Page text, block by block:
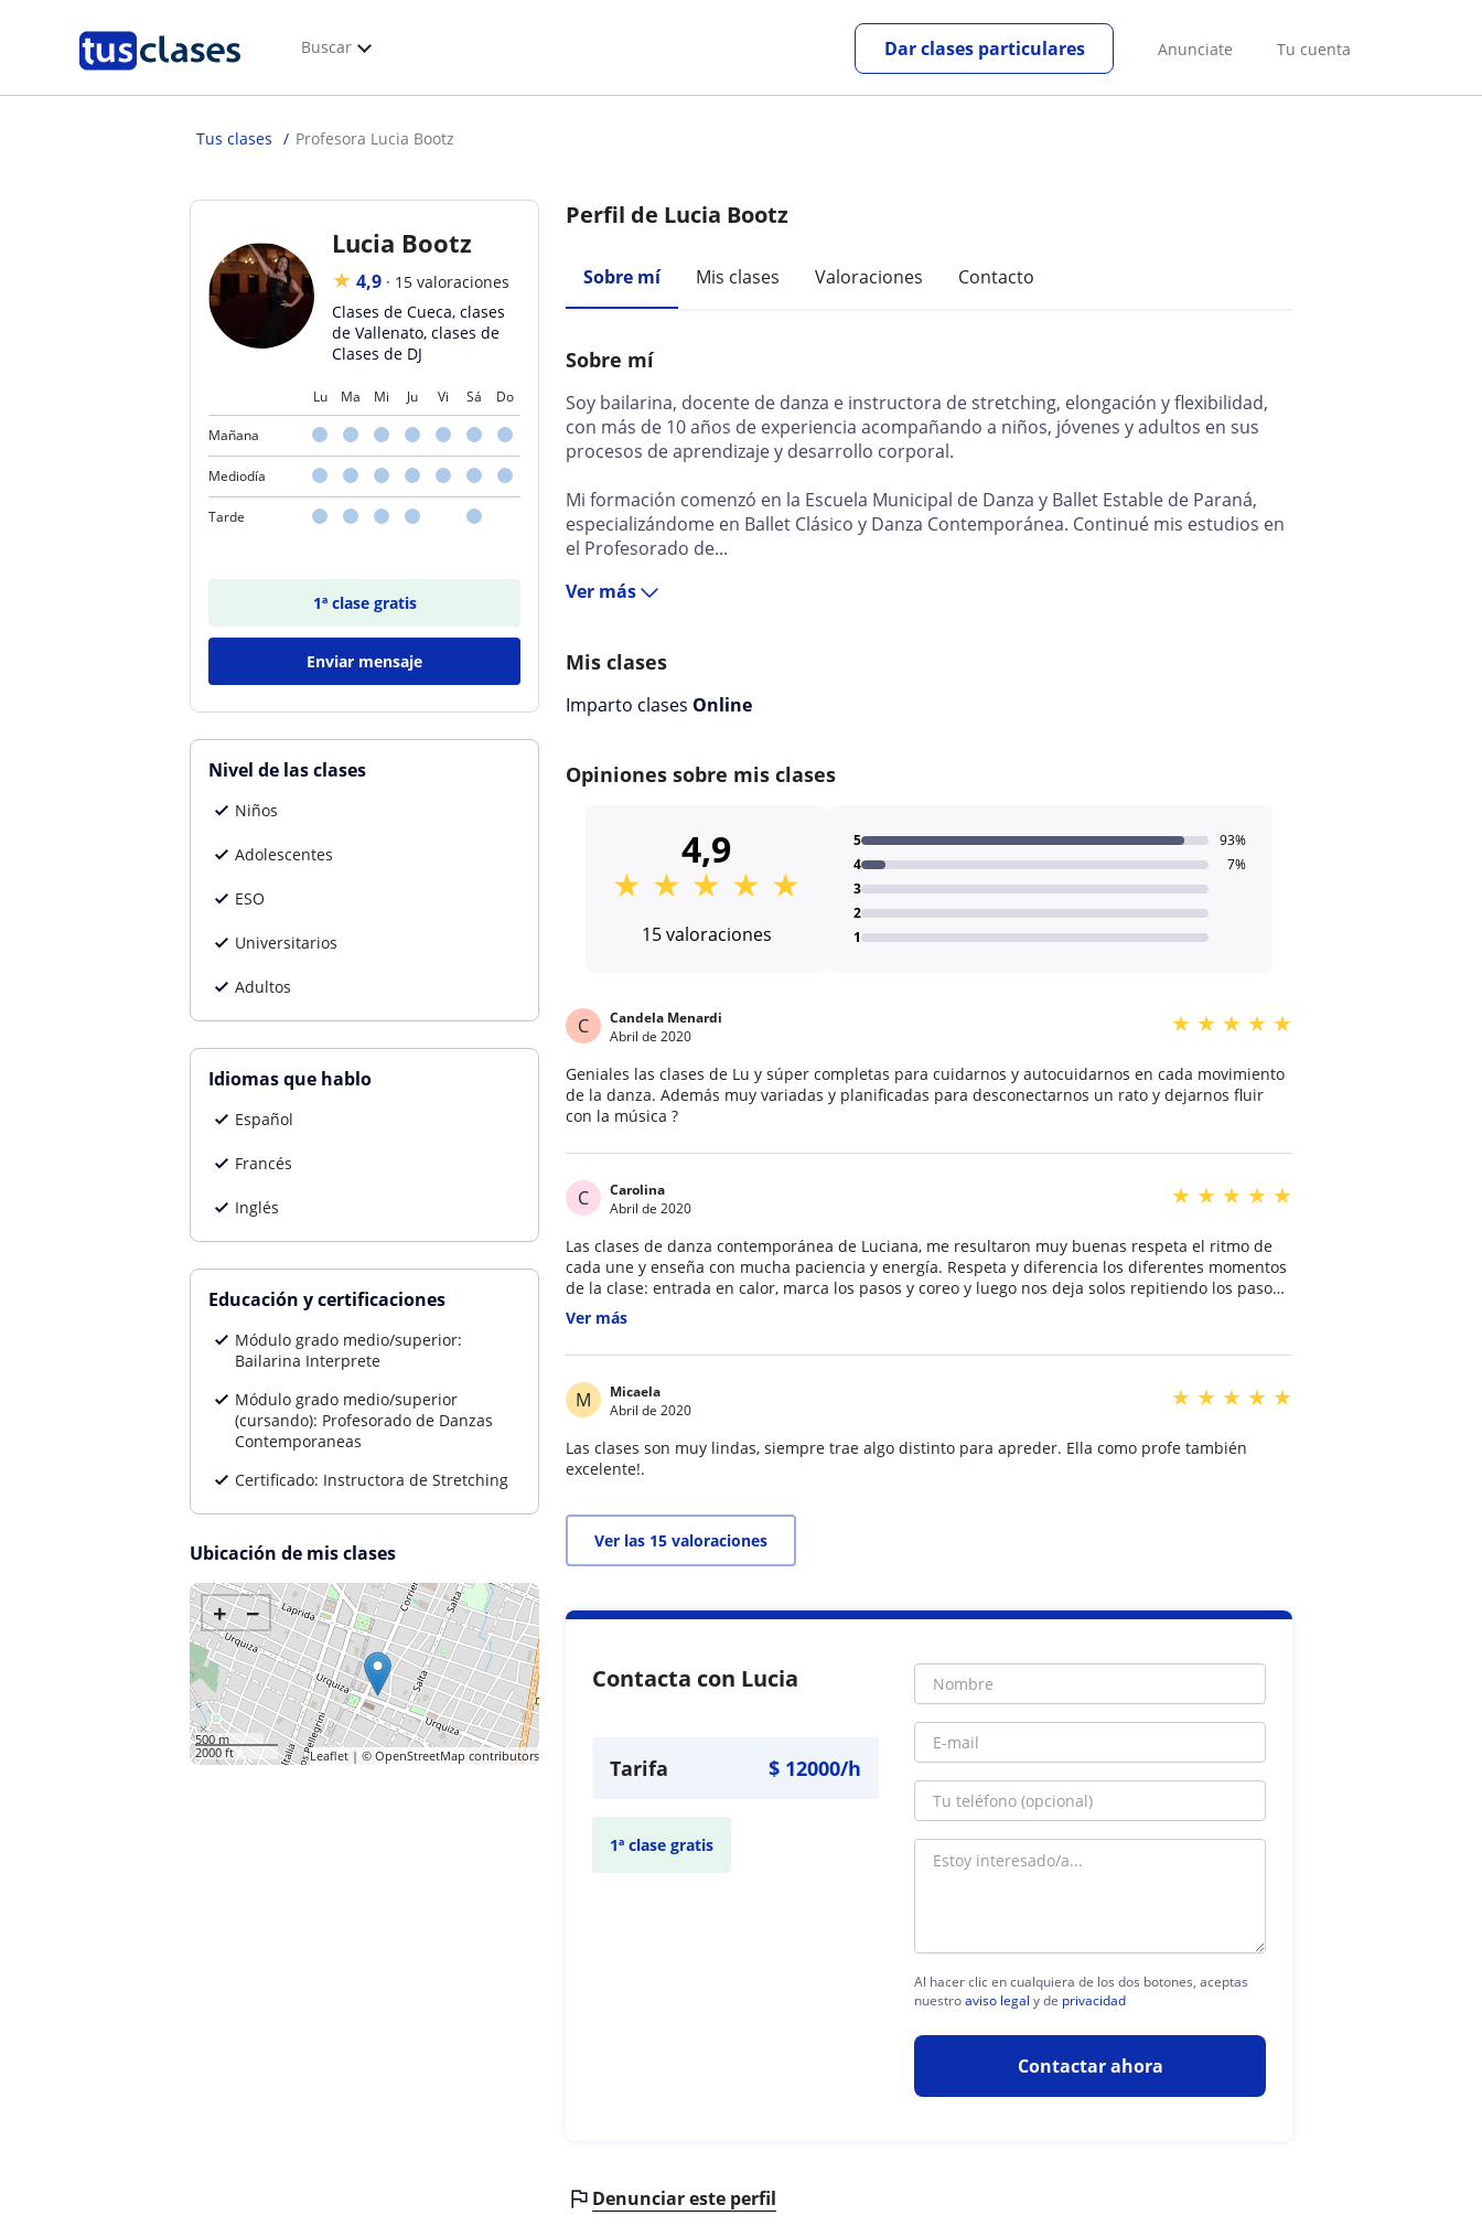
Buscar Anunciate Tu cuenta
Dar clases particulares
Tus clases Profesora Lucia Bootz
Lucia Bootz
★ 4,9 · 15 valoraciones
Clases de Cueca, clases
de Vallenato, clases de
Clases de DJ
Lu Ma Mi Ju Vi Sá Do
Mañana
Mediodía
Tarde
1ª clase gratis
Enviar mensaje
Nivel de las clases
Niños
Adolescentes
ESO
Universitarios
Adultos
Idiomas que hablo
Español
Francés
Inglés
Educación y certificaciones
Módulo grado medio/superior:
Bailarina Interprete
Módulo grado medio/superior
(cursando): Profesorado de Danzas
Contemporaneas
Certificado: Instructora de Stretching
Ubicación de mis clases
+ −
500 m
2000 ft
Leaflet | ©OpenStreetMap contributors
Perfil de Lucia Bootz
Sobre mí Mis clases Valoraciones Contacto
Sobre mí
Soy bailarina, docente de danza e instructora de stretching, elongación y flexibilidad,
con más de 10 años de experiencia acompañando a niños, jóvenes y adultos en sus
procesos de aprendizaje y desarrollo corporal.
Mi formación comenzó en la Escuela Municipal de Danza y Ballet Estable de Paraná,
especializándome en Ballet Clásico y Danza Contemporánea. Continué mis estudios en
el Profesorado de...
Ver más
Mis clases
Imparto clases Online
Opiniones sobre mis clases
4,9
★ ★ ★ ★ ★
15 valoraciones 1
2
3
4 7%
5 93%
C
Candela Menardi
Abril de 2020
★ ★ ★ ★ ★
Geniales las clases de Lu y súper completas para cuidarnos y autocuidarnos en cada movimiento
de la danza. Además muy variadas y planificadas para desconectarnos un rato y dejarnos fluir
con la música ?
C
Carolina
Abril de 2020
★ ★ ★ ★ ★
Las clases de danza contemporánea de Luciana, me resultaron muy buenas respeta el ritmo de
cada une y enseña con mucha paciencia y energía. Respeta y diferencia los diferentes momentos
de la clase: entrada en calor, marca los pasos y coreo y luego nos deja solos repitiendo los pasos
y que fluya nuestro ritmo y por último la elongación y relax con respiración. Disfrute mucho sus
clases. Muy profesional!!??
Ver más
M
Micaela
Abril de 2020
★ ★ ★ ★ ★
Las clases son muy lindas, siempre trae algo distinto para apreder. Ella como profe también
excelente!.
Ver las 15 valoraciones
Contacta con Lucia
Tarifa $ 12000/h
1ª clase gratis
Al hacer clic en cualquiera de los dos botones, aceptas
nuestroaviso legal y de privacidad
Contactar ahora
Denunciar este perfil